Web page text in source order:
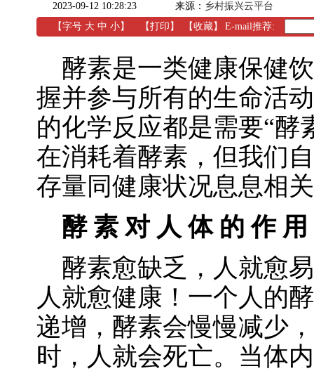
2023-09-12 10:28:23 来源： 乡村振兴云平台
【字号 大 中 小】 【打印 】 【收藏】 E-mail推荐:
酵素是一类健康保健
握并参与所有的生命活
的化学反应都是需要“酵
在消耗着酵素，但我们
存量同健康状况息息相
酵 素 对 人 体 的 作 用
酵素愈缺乏，人就愈
人就愈健康！一个人的
递增，酵素会慢慢减少
时，人就会死亡。当体